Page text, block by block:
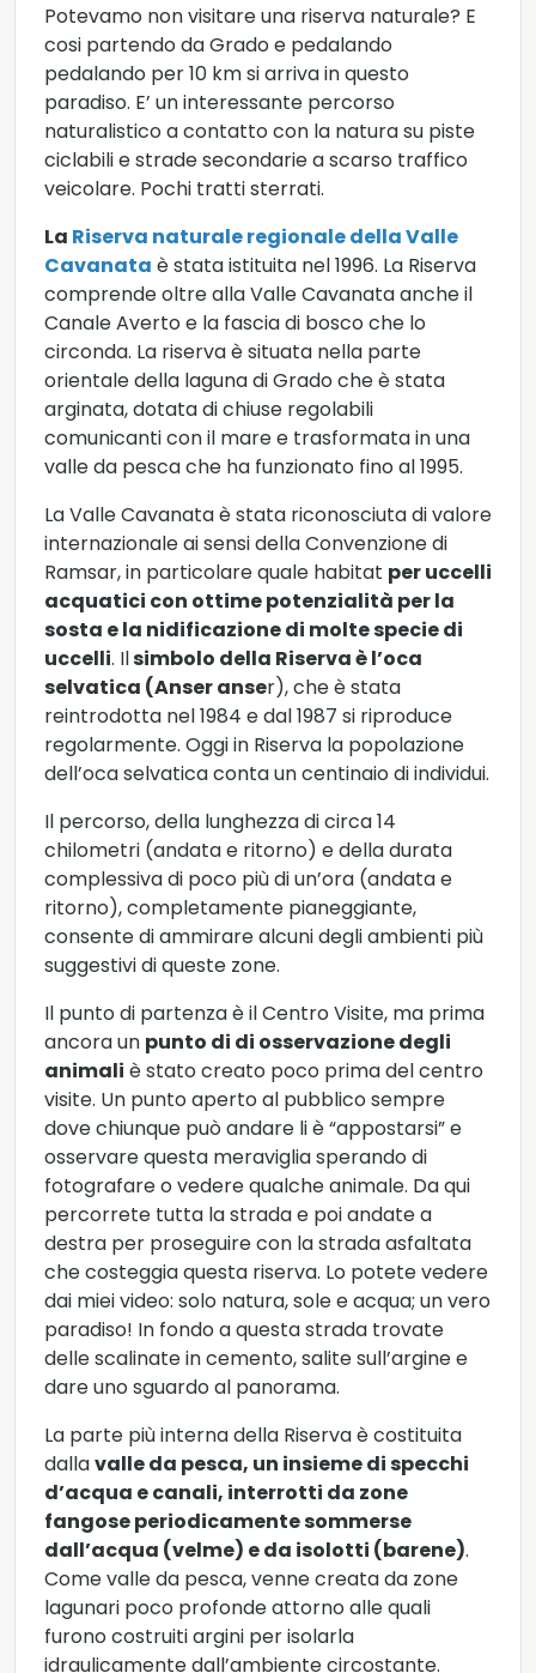
Potevamo non visitare una riserva naturale? E
cosi partendo da Grado e pedalando
pedalando per 10 km si arriva in questo
paradiso. E’ un interessante percorso
naturalistico a contatto con la natura su piste
ciclabili e strade secondarie a scarso traffico
veicolare. Pochi tratti sterrati.
La Riserva naturale regionale della Valle
Cavanata è stata istituita nel 1996. La Riserva
comprende oltre alla Valle Cavanata anche il
Canale Averto e la fascia di bosco che lo
circonda. La riserva è situata nella parte
orientale della laguna di Grado che è stata
arginata, dotata di chiuse regolabili
comunicanti con il mare e trasformata in una
valle da pesca che ha funzionato fino al 1995.
La Valle Cavanata è stata riconosciuta di valore
internazionale ai sensi della Convenzione di
Ramsar, in particolare quale habitat per uccelli
acquatici con ottime potenzialità per la
sosta e la nidificazione di molte specie di
uccelli. Ilsimbolo della Riserva è l’oca
selvatica (Anser anser), che è stata
reintrodotta nel 1984 e dal 1987 si riproduce
regolarmente. Oggi in Riserva la popolazione
dell’oca selvatica conta un centinaio di individui.
Il percorso, della lunghezza di circa 14
chilometri (andata e ritorno) e della durata
complessiva di poco più di un’ora (andata e
ritorno), completamente pianeggiante,
consente di ammirare alcuni degli ambienti più
suggestivi di queste zone.
Il punto di partenza è il Centro Visite, ma prima
ancora un punto di di osservazione degli
animali è stato creato poco prima del centro
visite. Un punto aperto al pubblico sempre
dove chiunque può andare li è “appostarsi” e
osservare questa meraviglia sperando di
fotografare o vedere qualche animale. Da qui
percorrete tutta la strada e poi andate a
destra per proseguire con la strada asfaltata
che costeggia questa riserva. Lo potete vedere
dai miei video: solo natura, sole e acqua; un vero
paradiso! In fondo a questa strada trovate
delle scalinate in cemento, salite sull’argine e
dare uno sguardo al panorama.
La parte più interna della Riserva è costituita
dallavalle da pesca, un insieme di specchi
d’acqua e canali, interrotti da zone
fangose periodicamente sommerse
dall’acqua (velme) e da isolotti (barene).
Come valle da pesca, venne creata da zone
lagunari poco profonde attorno alle quali
furono costruiti argini per isolarla
idraulicamente dall’ambiente circostante.